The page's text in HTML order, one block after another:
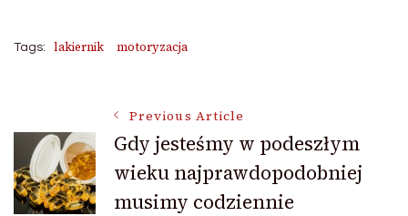
Tags: lakiernik motoryzacja
Post
Navigation
Previous Article
Gdy jesteśmy w podeszłym
wieku najprawdopodobniej
musimy codziennie